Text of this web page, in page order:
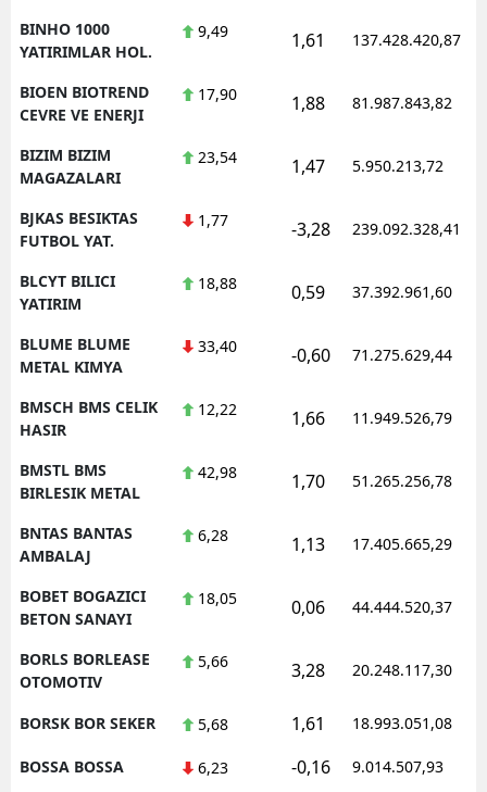
BINHO 1000
YATIRIMLAR HOL.
9,49 1,61 137.428.420,87
BIOEN BIOTREND
CEVRE VE ENERJI
17,90 1,88 81.987.843,82
BIZIM BIZIM
MAGAZALARI
23,54 1,47 5.950.213,72
BJKAS BESIKTAS
FUTBOL YAT.
1,77 -3,28 239.092.328,41
BLCYT BILICI
YATIRIM
18,88 0,59 37.392.961,60
BLUME BLUME
METAL KIMYA
33,40 -0,60 71.275.629,44
BMSCH BMS CELIK
HASIR
12,22 1,66 11.949.526,79
BMSTL BMS
BIRLESIK METAL
42,98 1,70 51.265.256,78
BNTAS BANTAS
AMBALAJ
6,28 1,13 17.405.665,29
BOBET BOGAZICI
BETON SANAYI
18,05 0,06 44.444.520,37
BORLS BORLEASE
OTOMOTIV
5,66 3,28 20.248.117,30
BORSK BOR SEKER 5,68 1,61 18.993.051,08
BOSSA BOSSA 6,23 -0,16 9.014.507,93